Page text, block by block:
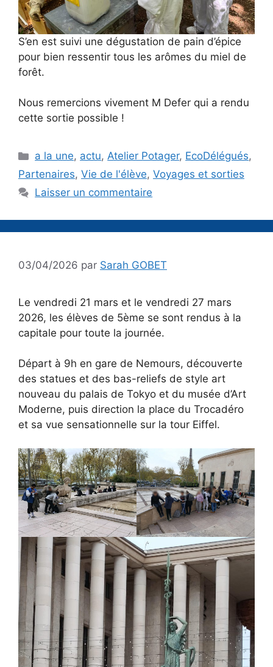
S’en est suivi une dégustation de pain d’épice
pour bien ressentir tous les arômes du miel de
forêt.
Nous remercions vivement M Defer qui a rendu
cette sortie possible !
Catégories
a la une, actu,Atelier Potager, EcoDélégués,
Partenaires, Vie de l'élève, Voyages et sorties
Laisser un commentaire
03/04/2026 par Sarah GOBET
Le vendredi 21 mars et le vendredi 27 mars
2026, les élèves de 5ème se sont rendus à la
capitale pour toute la journée.
Départ à 9h en gare de Nemours, découverte
des statues et des bas-reliefs de style art
nouveau du palais de Tokyo et du musée d’Art
Moderne, puis direction la place du Trocadéro
et sa vue sensationnelle sur la tour Eiffel.